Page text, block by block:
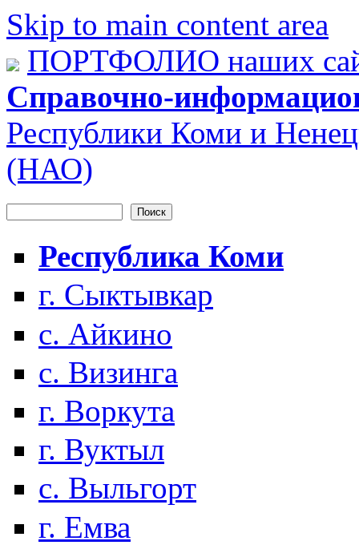
Skip to main content area
ПОРТФОЛИО наших
Справочно-
Республики Коми и
(НАО)
Форма поиска
Республика Коми
г. Сыктывкар
с. Айкино
с. Визинга
г. Воркута
г. Вуктыл
с. Выльгорт
г. Емва